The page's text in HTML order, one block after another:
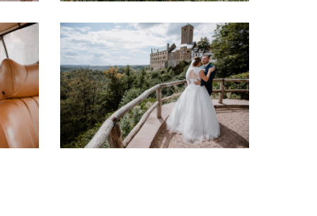
Hochzeit
Hochzeitsfoto
Hochzeitsfotograf
Eisenach
Leipzig